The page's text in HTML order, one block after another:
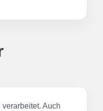
Auch